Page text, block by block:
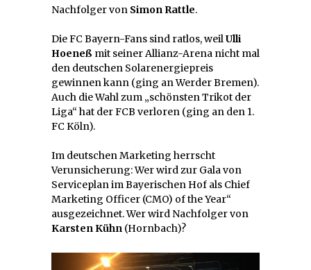
Nachfolger von Simon Rattle.
Die FC Bayern-Fans sind ratlos, weilUlli
Hoeneß mit seiner Allianz-Arena nicht mal
den deutschen Solarenergiepreis
gewinnen kann (ging an Werder Bremen).
Auch die Wahl zum „schönsten Trikot der
Liga“ hat der FCB verloren (ging an den 1.
FC Köln).
Im deutschen Marketing herrscht
Verunsicherung: Wer wird zur Gala von
Serviceplan im Bayerischen Hof als Chief
Marketing Officer (CMO) of the Year“
ausgezeichnet. Wer wird Nachfolger von
Karsten Kühn (Hornbach)?